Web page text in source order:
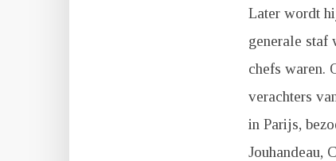
Later wordt
generale staf
chefs waren.
verachters
in Parijs,
Jouhandeau,